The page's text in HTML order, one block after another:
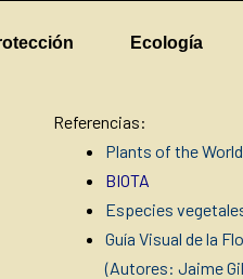
Ecología
Referencias:
Plants of the
BIOTA
Especies
Guía Visual de la
(Autores: Jaime